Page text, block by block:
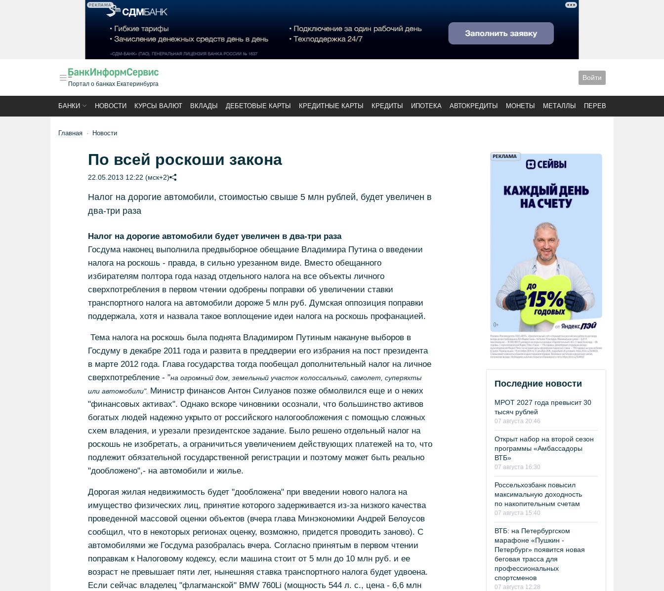
РЕКЛАМА
Портал о банках Екатеринбурга
Войти
БАНКИ НОВОСТИ КУРСЫ ВАЛЮТ ВКЛАДЫ ДЕБЕТОВЫЕ КАРТЫ КРЕДИТНЫЕ КАРТЫ КРЕДИТЫ ИПОТЕКА АВТОКРЕДИТЫ МОНЕТЫ МЕТАЛЛЫ ПЕРЕВОДЫ
Главная Новости
По всей роскоши закона
22.05.2013 12:22 (мск+2)
Налог на дорогие автомобили, стоимостью свыше 5 млн рублей, будет увеличен в
два-три раза
Налог на дорогие автомобили будет увеличен в два-три раза
Госдума наконец выполнила предвыборное обещание Владимира Путина о введении
налога на роскошь - правда, в сильно урезанном виде. Вместо обещанного
избирателям полтора года назад отдельного налога на все объекты личного
сверхпотребления в первом чтении одобрены поправки об увеличении ставки
транспортного налога на автомобили дороже 5 млн руб. Думская оппозиция поправки
поддержала, хотя и назвала такое воплощение идеи налога на роскошь профанацией.
Тема налога на роскошь была поднята Владимиром Путиным накануне выборов в
Госдуму в декабре 2011 года и развита в преддверии его избрания на пост президента
в марте 2012 года. Глава государства тогда пообещал дополнительный налог на личное
сверхпотребление - "на огромный дом, земельный участок колоссальный, самолет, суперяхты
или автомобили". Министр финансов Антон Силуанов позже обмолвился еще и о неких
"финансовых активах". Однако вскоре чиновники осознали, что большинство активов
богатых людей надежно укрыто от российского налогообложения с помощью сложных
схем владения, и урезали президентское задание. Было решено отдельный налог на
роскошь не изобретать, а ограничиться увеличением действующих платежей на то, что
подлежит обязательной государственной регистрации и поэтому может быть реально
"дообложено",- на автомобили и жилье.
Дорогая жилая недвижимость будет "дообложена" при введении нового налога на
имущество физических лиц, принятие которого задерживается из-за низкого качества
проведенной массовой оценки объектов (вчера глава Минэкономики Андрей Белоусов
сообщил, что в некоторых регионах оценку, возможно, придется проводить заново). С
автомобилями же Госдума разобралась вчера. Согласно принятым в первом чтении
поправкам к Налоговому кодексу, если машина стоит от 5 млн до 10 млн руб. и ее
возраст не превышает пяти лет, нынешняя ставка транспортного налога будет удвоена.
Если сейчас владелец "флагманской" BMW 760Li (мощность 544 л. с., цена - 6,6 млн
Последние новости
МРОТ 2027 года превысит 30
тысяч рублей
07 августа 20:46
Открыт набор на второй сезон
программы «Амбассадоры
ВТБ»
07 августа 16:30
Россельхозбанк повысил
максимальную доходность
по накопительным счетам
07 августа 15:40
ВТБ: на Петербургском
марафоне «Пушкин -
Петербург» появится новая
беговая трасса для
профессиональных
спортсменов
07 августа 12:28